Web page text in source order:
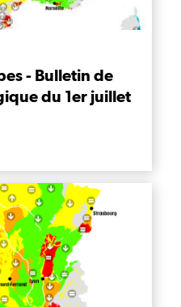
- Bulletin de
du 1er juillet